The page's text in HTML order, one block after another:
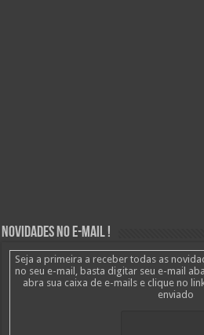
Novidades no E-mail !
Seja a primeira a receber todas as
no seu e-mail, basta digitar seu e-mail
abra sua caixa de e-mails e clique no
enviado